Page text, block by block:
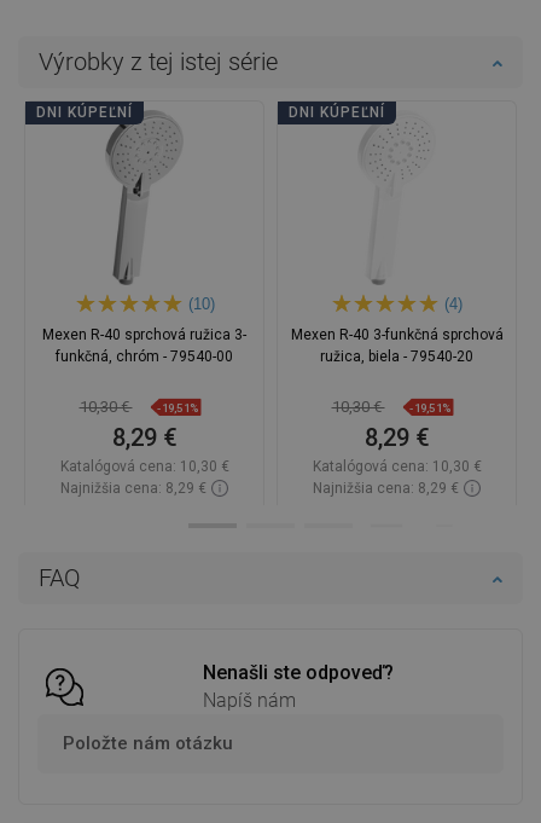
FAQ
Nenašli ste odpoveď?
Napíš nám
Položte nám otázku
Výrobky z tej istej série
DNI KÚPEĽNÍ
(10)
Mexen R-40 sprchová ružica 3-
funkčná, chróm - 79540-00
10,30 € -19,51%
8,29 €
Katalógová cena: 10,30 €
Najnižšia cena: 8,29 €
DNI KÚPEĽNÍ
(4)
Mexen R-40 3-funkčná sprchová
ružica, biela - 79540-20
10,30 € -19,51%
8,29 €
Katalógová cena: 10,30 €
Najnižšia cena: 8,29 €